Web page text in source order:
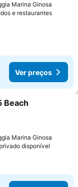
Marina Ginosa
e restaurantesVer
Ver preços
favoritos
Beach
Marina Ginosa
disponível